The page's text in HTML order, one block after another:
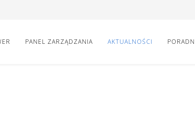
PANEL ZARZĄDZANIA AKTUALNOŚCI